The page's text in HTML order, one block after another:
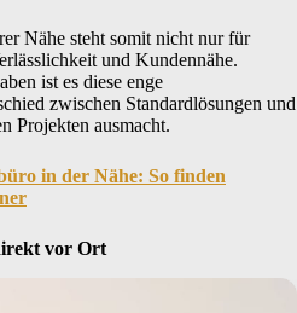
Nähe steht somit nicht nur für
und Kundennähe.
ist es diese enge
zwischen Standardlösungen und
Projekten ausmacht.
in der Nähe: So finden
vor Ort